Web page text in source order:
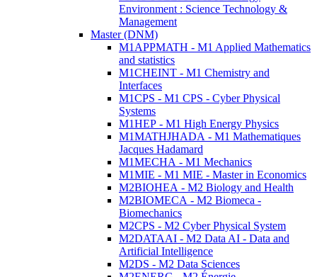
Environment : Science Technology &
Management
Master (DNM)
M1APPMATH - M1 Applied Mathematics
and statistics
M1CHEINT - M1 Chemistry and
Interfaces
M1CPS - M1 CPS - Cyber Physical
Systems
M1HEP - M1 High Energy Physics
M1MATHJHADA - M1 Mathematiques
Jacques Hadamard
M1MECHA - M1 Mechanics
M1MIE - M1 MIE - Master in Economics
M2BIOHEA - M2 Biology and Health
M2BIOMECA - M2 Biomeca -
Biomechanics
M2CPS - M2 Cyber Physical System
M2DATAAI - M2 Data AI - Data and
Artificial Intelligence
M2DS - M2 Data Sciences